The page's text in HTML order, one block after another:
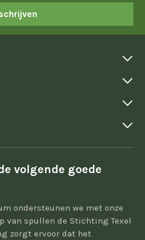
volgende goede
ondersteunen we met onze
van spullen de Stichting Texel
zorgt ervoor dat het